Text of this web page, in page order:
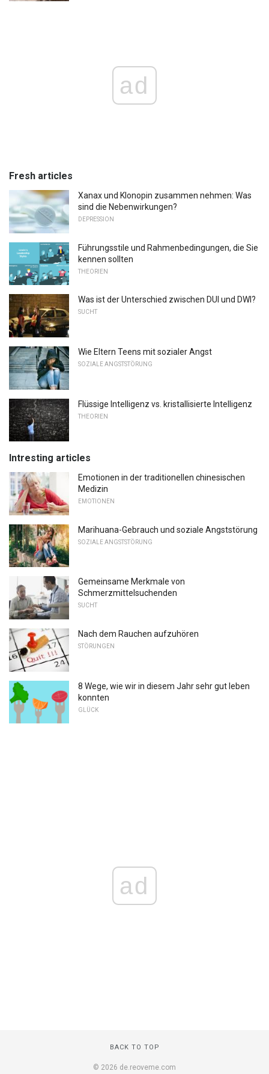
ad
Fresh articles
Xanax und Klonopin zusammen nehmen: Was
sind die Nebenwirkungen?
DEPRESSION
Führungsstile und Rahmenbedingungen, die Sie
kennen sollten
THEORIEN
Was ist der Unterschied zwischen DUI und DWI?
SUCHT
Wie Eltern Teens mit sozialer Angst
SOZIALE ANGSTSTÖRUNG
Flüssige Intelligenz vs. kristallisierte Intelligenz
THEORIEN
Intresting articles
Emotionen in der traditionellen chinesischen
Medizin
EMOTIONEN
Marihuana-Gebrauch und soziale Angststörung
SOZIALE ANGSTSTÖRUNG
Gemeinsame Merkmale von
Schmerzmittelsuchenden
SUCHT
Nach dem Rauchen aufzuhören
STÖRUNGEN
8 Wege, wie wir in diesem Jahr sehr gut leben
konnten
GLÜCK
ad
BACK TO TOP
© 2026 de.reoveme.com